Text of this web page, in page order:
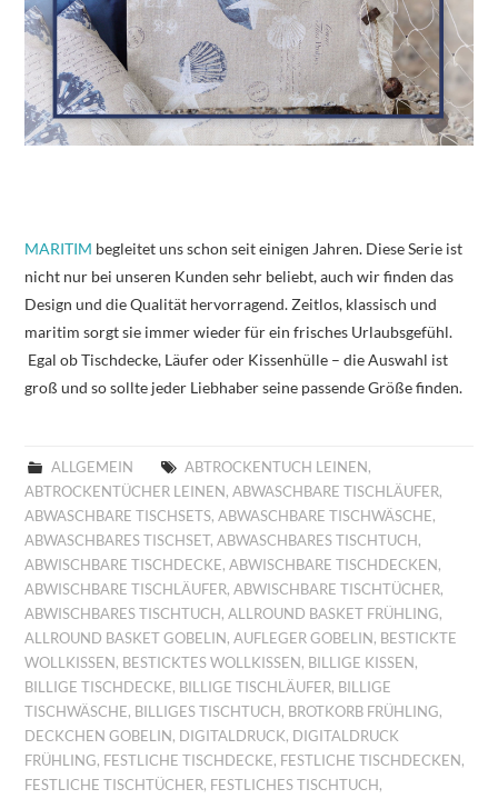
MARITIM begleitet uns schon seit einigen Jahren. Diese Serie ist
nicht nur bei unseren Kunden sehr beliebt, auch wir finden das
Design und die Qualität hervorragend. Zeitlos, klassisch und
maritim sorgt sie immer wieder für ein frisches Urlaubsgefühl.
Egal ob Tischdecke, Läufer oder Kissenhülle – die Auswahl ist
groß und so sollte jeder Liebhaber seine passende Größe finden.
ALLGEMEIN ABTROCKENTUCH LEINEN ,
ABTROCKENTÜCHER LEINEN ,ABWASCHBARE TISCHLÄUFER,
ABWASCHBARE TISCHSETS,ABWASCHBARE TISCHWÄSCHE,
ABWASCHBARES TISCHSET,ABWASCHBARES TISCHTUCH ,
ABWISCHBARE TISCHDECKE,ABWISCHBARE TISCHDECKEN ,
ABWISCHBARE TISCHLÄUFER,ABWISCHBARE TISCHTÜCHER,
ABWISCHBARES TISCHTUCH ,ALLROUND BASKET FRÜHLING,
ALLROUND BASKET GOBELIN ,AUFLEGER GOBELIN , BESTICKTE
WOLLKISSEN , BESTICKTES WOLLKISSEN , BILLIGE KISSEN ,
BILLIGE TISCHDECKE, BILLIGE TISCHLÄUFER, BILLIGE
TISCHWÄSCHE, BILLIGES TISCHTUCH , BROTKORB FRÜHLING,
DECKCHEN GOBELIN , DIGITALDRUCK, DIGITALDRUCK
FRÜHLING, FESTLICHE TISCHDECKE, FESTLICHE TISCHDECKEN ,
FESTLICHE TISCHTÜCHER, FESTLICHES TISCHTUCH ,